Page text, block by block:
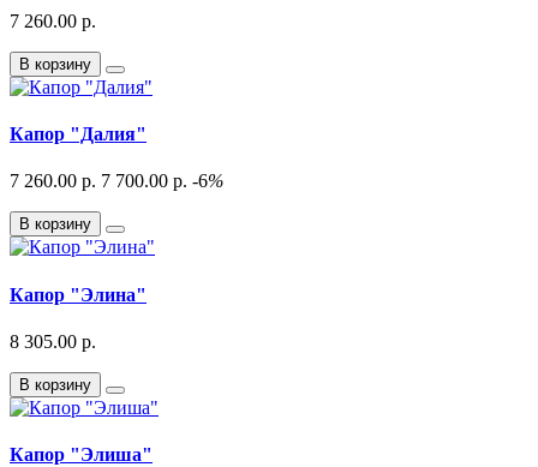
7 260.00 р.
В корзину
Капор "Далия"
7 260.00 р. 7 700.00 р. -6%
В корзину
Капор "Элина"
8 305.00 р.
В корзину
Капор "Элиша"